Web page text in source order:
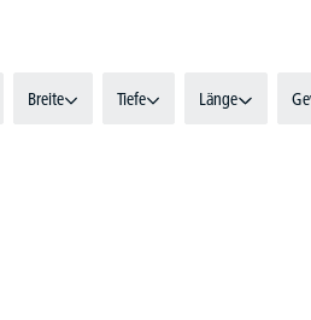
Breite Tiefe Länge